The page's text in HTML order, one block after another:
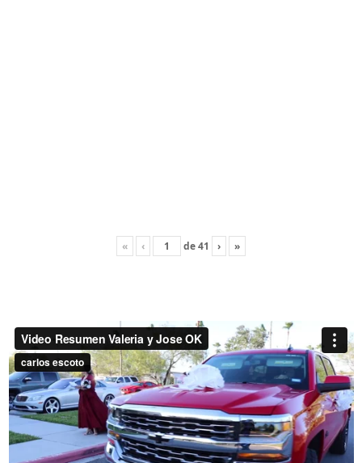
« ‹ de41 › »